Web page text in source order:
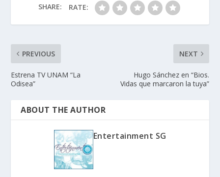
SHARE: RATE:
PREVIOUS
Estrena TV UNAM “La
Odisea”
NEXT
Hugo Sánchez en “Bios.
Vidas que marcaron la tuya”
ABOUT THE AUTHOR
Entertainment SG